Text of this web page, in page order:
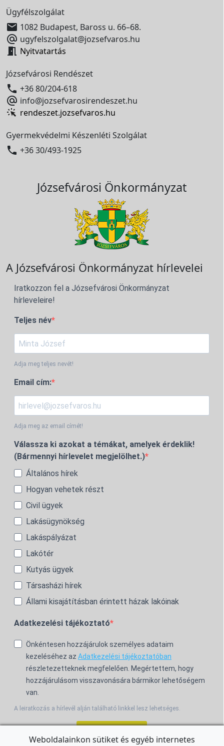
Ügyfélszolgálat
 1082 Budapest, Baross u. 66–68.
 ugyfelszolgalat@jozsefvaros.hu
 Nyitvatartás
Józsefvárosi Rendészet
 +36 80/204-618
 info@jozsefvarosirendeszet.hu
rendeszet.jozsefvaros.hu
Gyermekvédelmi Készenléti Szolgálat
 +36 30/493-1925
Józsefvárosi Önkormányzat
A Józsefvárosi Önkormányzat hírlevelei
Iratkozzon fel a Józsefvárosi Önkormányzat
hírleveleire!
Teljes név
Adja meg teljes nevét!
Email cím:
Adja meg az email címét!
Válassza ki azokat a témákat, amelyek érdeklik!
(Bármennyi hírlevelet megjelölhet.)
Általános hírek
Hogyan vehetek részt
Civil ügyek
Lakásügynökség
Lakáspályázat
Lakótér
Kutyás ügyek
Társasházi hírek
Állami kisajátításban érintett házak lakóinak
Adatkezelési tájékoztató
Önkéntesen hozzájárulok személyes adataim
kezeléséhez az Adatkezelési tájékoztatóban
részletezetteknek megfelelően. Megértettem, hogy
hozzájárulásom visszavonására bármikor lehetőségem
van.
A leiratkozás a hírlevél alján található linkkel lesz lehetséges.
Weboldalainkon sütiket és egyéb internetes